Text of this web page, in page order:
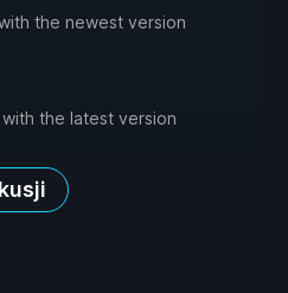
the newest version
the latest version